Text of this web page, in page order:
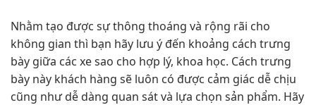
Nhằm tạo được sự thông thoáng và rộng rãi cho
không gian thì bạn hãy lưu ý đến khoảng cách trưng
bày giữa các xe sao cho hợp lý, khoa học. Cách trưng
bày này khách hàng sẽ luôn có được cảm giác dễ chịu
cũng như dễ dàng quan sát và lựa chọn sản phẩm. Hãy